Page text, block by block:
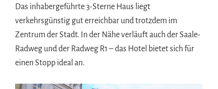
Das inhabergeführte 3-Sterne Haus liegt
verkehrsgünstig gut erreichbar und trotzdem im
Zentrum der Stadt. In der Nähe verläuft auch der Saale-
Radweg und der Radweg R1 – das Hotel bietet sich für
einen Stopp ideal an.